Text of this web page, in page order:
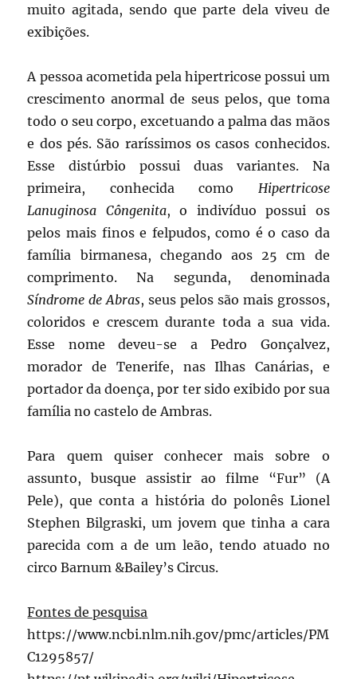
muito agitada, sendo que parte dela viveu de
exibições.
A pessoa acometida pela hipertricose possui um
crescimento anormal de seus pelos, que toma
todo o seu corpo, excetuando a palma das mãos
e dos pés. São raríssimos os casos conhecidos.
Esse distúrbio possui duas variantes. Na
primeira, conhecida como Hipertricose
Lanuginosa Côngenita, o indivíduo possui os
pelos mais finos e felpudos, como é o caso da
família birmanesa, chegando aos 25 cm de
comprimento. Na segunda, denominada
Síndrome de Abras, seus pelos são mais grossos,
coloridos e crescem durante toda a sua vida.
Esse nome deveu-se a Pedro Gonçalvez,
morador de Tenerife, nas Ilhas Canárias, e
portador da doença, por ter sido exibido por sua
família no castelo de Ambras.
Para quem quiser conhecer mais sobre o
assunto, busque assistir ao filme “Fur” (A
Pele), que conta a história do polonês Lionel
Stephen Bilgraski, um jovem que tinha a cara
parecida com a de um leão, tendo atuado no
circo Barnum &Bailey’s Circus.
Fontes de pesquisa
https://www.ncbi.nlm.nih.gov/pmc/articles/PM
C1295857/